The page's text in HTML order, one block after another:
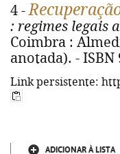
4 -
: regimes legais
Coimbra :
anotada). - ISBN
Link persistente:
ADICIONAR À LISTA